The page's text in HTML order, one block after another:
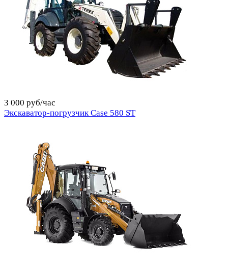
3 000 руб/час
Экскаватор-погрузчик Case 580 ST